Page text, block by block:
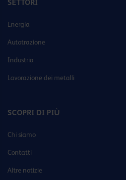
SETTORI
Energia
Autotrazione
Industria
Lavorazione dei metalli
SCOPRI DI PIÙ
Chi siamo
Contatti
Altre notizie